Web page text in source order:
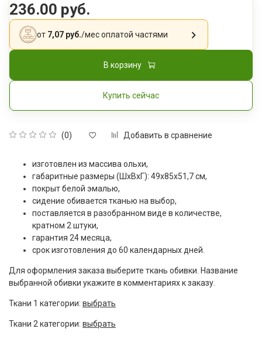
(0) Добавить в сравнение
236.00 руб.
от 7,07 руб./месоплатой частями
В корзину
Купить сейчас
изготовлен из массива ольхи,
габаритные размеры (ШxВxГ): 49х85х51,7 см,
покрыт белой эмалью,
сидение обивается тканью на выбор,
поставляется в разобранном виде в количестве,
кратном 2 штуки,
гарантия 24 месяца,
срок изготовления до 60 календарных дней.
Для оформления заказа выберите ткань обивки. Название
выбранной обивки укажите в комментариях к заказу.
Ткани 1 категории: выбрать
Ткани 2 категории: выбрать